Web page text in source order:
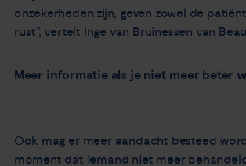
onzekerheden zijn, geven zowel de
rust”, vertelt Inge van Bruinessen van
Meer informatie als je niet meer beter
Ook mag er meer aandacht besteed
moment dat iemand niet meer